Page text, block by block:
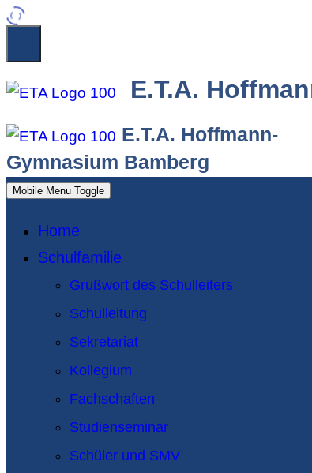
E.T.A.
E.T.A. Hoffmann-
Gymnasium Bamberg
Mobile Menu Toggle
Home
Schulfamilie
Grußwort des Schulleiters
Schulleitung
Sekretariat
Kollegium
Fachschaften
Studienseminar
Schüler und SMV